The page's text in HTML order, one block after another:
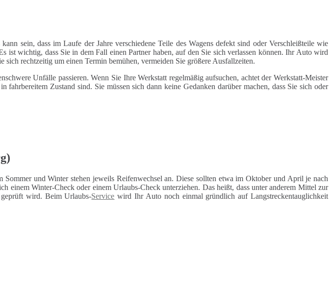
sein, dass im Laufe der Jahre verschiedene Teile des Wagens defekt sind oder Verschleißteile wie
ist wichtig, dass Sie in dem Fall einen Partner haben, auf den Sie sich verlassen können. Ihr Auto wird
rechtzeitig um einen Termin bemühen, vermeiden Sie größere Ausfallzeiten.
Unfälle passieren. Wenn Sie Ihre Werkstatt regelmäßig aufsuchen, achtet der Werkstatt-Meister
Zustand sind. Sie müssen sich dann keine Gedanken darüber machen, dass Sie sich oder
und Winter stehen jeweils Reifenwechsel an. Diese sollten etwa im Oktober und April je nach
einem Winter-Check oder einem Urlaubs-Check unterziehen. Das heißt, dass unter anderem Mittel zur
wird. Beim Urlaubs-Service wird Ihr Auto noch einmal gründlich auf Langstreckentauglichkeit